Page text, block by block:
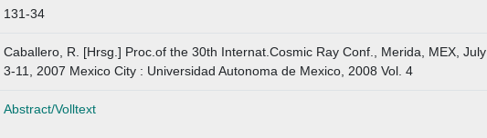
131-34
Caballero, R. [Hrsg.] Proc.of the 30th Internat.Cosmic Ray Conf., Merida, MEX, July
3-11, 2007 Mexico City : Universidad Autonoma de Mexico, 2008 Vol. 4
Abstract/Volltext